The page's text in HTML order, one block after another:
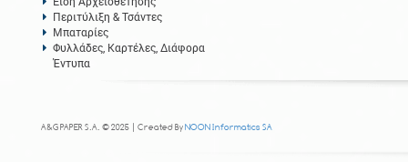
Περιτύλιξη & Τσάντες
Μπαταρίες
Φυλλάδες, Καρτέλες, Διάφορα
Έντυπα
A&G PAPER S.A. © 2025 | Created ByNOON Informatics SA